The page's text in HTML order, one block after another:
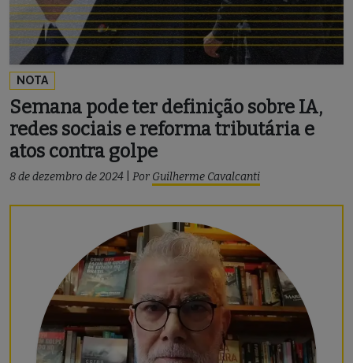
NOTA
Semana pode ter definição sobre IA,
redes sociais e reforma tributária e
atos contra golpe
8 de dezembro de 2024 Por Guilherme Cavalcanti